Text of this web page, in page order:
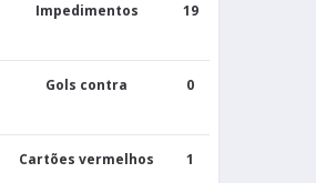
Impedimentos 19
Gols contra 0
Cartões vermelhos 1